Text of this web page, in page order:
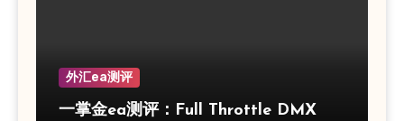
外汇ea测评
一掌金ea测评：Full Throttle DMX